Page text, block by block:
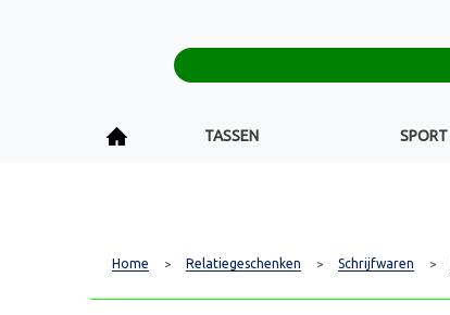
TASSEN SPORT
Home > Relatiegeschenken > Schrijfwaren >